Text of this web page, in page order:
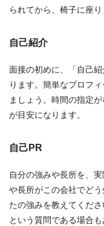
られてから、椅子に座り
自己紹介
面接の初めに、「自己
ります。簡単なプロフ
ましょう。時間の指定
が目安になります。
自己PR
自分の強みや長所を、
や長所がこの会社でど
たの強みを教えてくだ
という質問である場合も